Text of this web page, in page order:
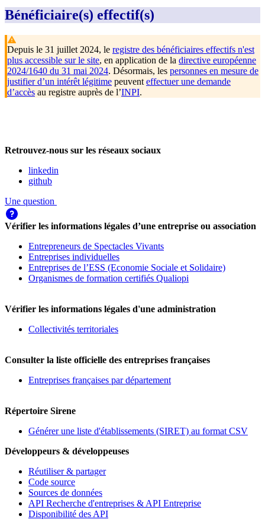
Bénéficiaire(s) effectif(s)
Depuis le 31 juillet 2024, le registre des bénéficiaires effectifs n'est
plus accessible sur le site, en application de la directive européenne
2024/1640 du 31 mai 2024. Désormais, les personnes en mesure de
justifier d’un intérêt légitime peuvent effectuer une demande
d’accès au registre auprès de l’INPI.
Retrouvez-nous sur les réseaux sociaux
linkedin
github
Une question
Vérifier les informations légales d’une entreprise ou association
Entrepreneurs de Spectacles Vivants
Entreprises individuelles
Entreprises de l’ESS (Economie Sociale et Solidaire)
Organismes de formation certifiés Qualiopi
Vérifier les informations légales d'une administration
Collectivités territoriales
Consulter la liste officielle des entreprises françaises
Entreprises françaises par département
Répertoire Sirene
Générer une liste d'établissements (SIRET) au format CSV
Développeurs & développeuses
Réutiliser & partager
Code source
Sources de données
API Recherche d'entreprises & API Entreprise
Disponibilité des API